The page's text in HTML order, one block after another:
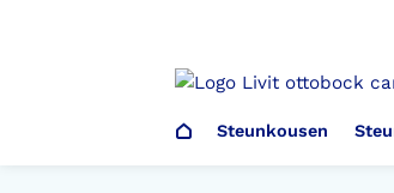
Steunkousen